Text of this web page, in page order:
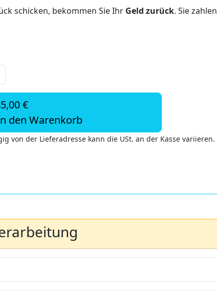
schicken, bekommen Sie Ihr Geld zurück. Sie zahlen
€
den Warenkorb
von der Lieferadresse kann die USt. an der Kasse variieren.